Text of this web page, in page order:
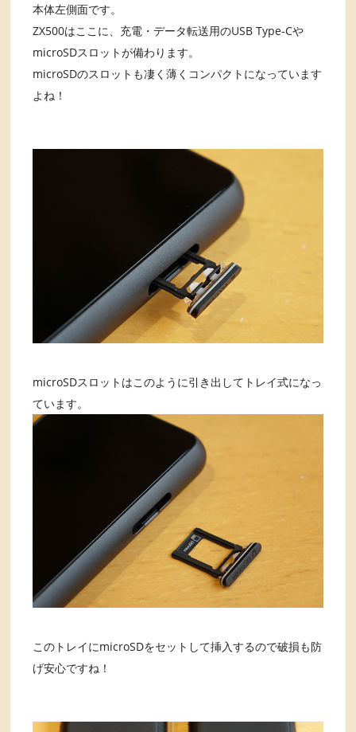
本体左側面です。
ZX500はここに、充電・データ転送用のUSB Type-Cや
microSDスロットが備わります。
microSDのスロットも凄く薄くコンパクトになっています
よね！
microSDスロットはこのように引き出してトレイ式になっ
ています。
このトレイにmicroSDをセットして挿入するので破損も防
げ安心ですね！